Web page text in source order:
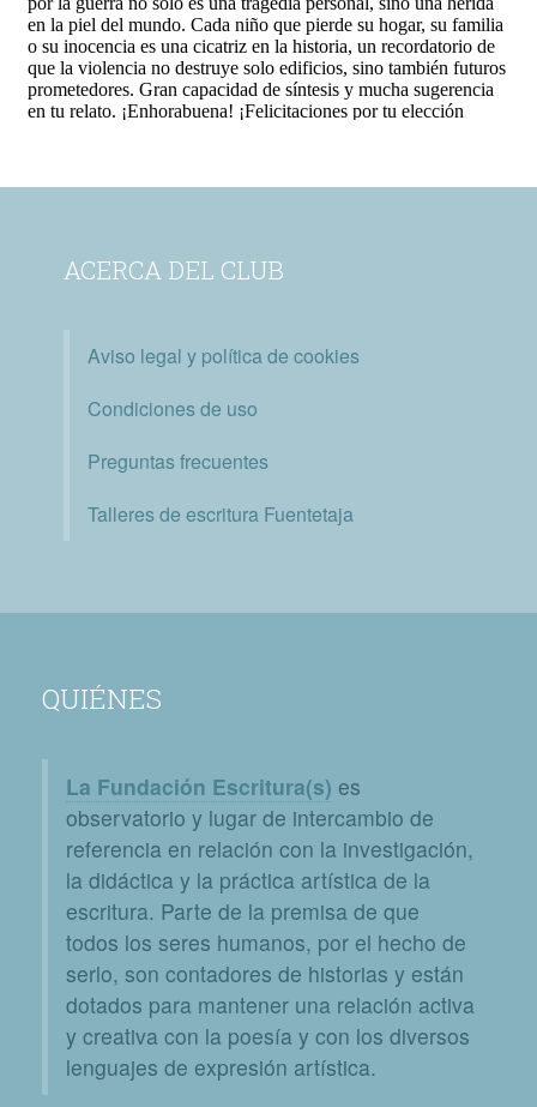
ACERCA DEL CLUB
Aviso legal y política de cookies
Condiciones de uso
Preguntas frecuentes
Talleres de escritura Fuentetaja
QUIÉNES
La Fundación Escritura(s) es
observatorio y lugar de intercambio de
referencia en relación con la investigación,
la didáctica y la práctica artística de la
escritura. Parte de la premisa de que
todos los seres humanos, por el hecho de
serlo, son contadores de historias y están
dotados para mantener una relación activa
y creativa con la poesía y con los diversos
lenguajes de expresión artística.